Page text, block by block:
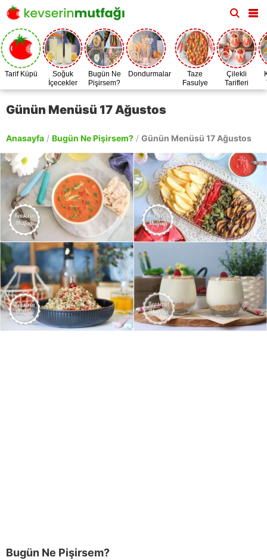
Tarif Küpü
Soğuk
İçecekler
Bugün Ne
Pişirsem?
Dondurmalar
Taze
Fasulye
Zamanı
Çilekli
Tarifleri
Günün Menüsü 17 Ağustos
Anasayfa / Bugün Ne Pişirsem? / Günün Menüsü 17 Ağustos
Bugün Ne Pişirsem?